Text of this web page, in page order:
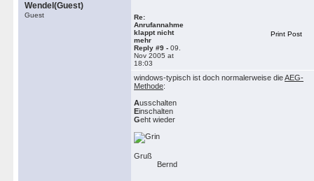
Wendel(Guest)
Guest
Re:
Anrufannahme
klappt nicht
mehr
Reply #9 - 09.
Nov 2005 at
18:03
Print Post
windows-typisch ist doch normalerweise dieAEG-
Methode:
Ausschalten
Einschalten
Geht wieder
Gruß
Bernd